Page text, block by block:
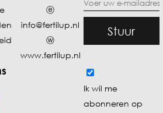
ⓔ
info@fertilup.nl
ⓦ
www.fertilup.nl
Stuur
Ik wil me
abonneren op